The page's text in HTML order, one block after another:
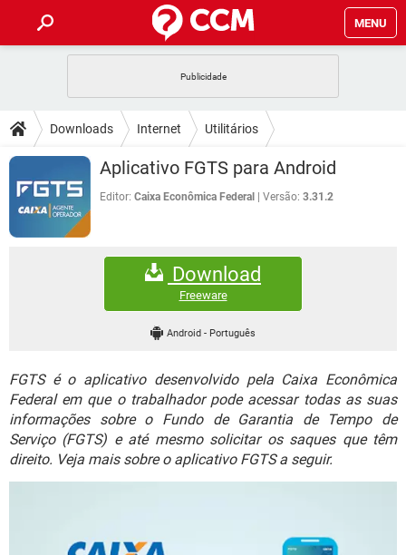
MENU
CELULAR FACEBOOK
EXCEL
INSTAGRAM GMAIL
GUIA DE COMPRAS
DICAS
JOGOS WHATSAPP
CELULAR FACEBOOK
OUTLOOK
DOWNLOADS
JOGOS WHATSAPP
EXCEL
GMAIL
FÓRUM
FACEBOOK
EXCEL
GMAIL
WHATSAPP
INSTAGRAM GMAIL
GUIA DE COMPRAS
Downloads Internet Utilitários
Aplicativo FGTS para Android
Editor: Caixa Econômica Federal Versão: 3.31.2
Download
Freeware
Android - Português
FGTS é o aplicativo desenvolvido pela Caixa Econômica
Federal em que o trabalhador pode acessar todas as suas
informações sobre o Fundo de Garantia de Tempo de
Serviço (FGTS) e até mesmo solicitar os saques que têm
direito. Veja mais sobre o aplicativo FGTS a seguir.